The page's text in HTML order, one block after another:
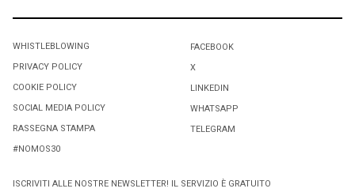
WHISTLEBLOWING
PRIVACY POLICY
COOKIE POLICY
SOCIAL MEDIA POLICY
RASSEGNA STAMPA
#NOMOS30
FACEBOOK
X
LINKEDIN
WHATSAPP
TELEGRAM
ISCRIVITI ALLE NOSTRE NEWSLETTER! IL SERVIZIO È GRATUITO